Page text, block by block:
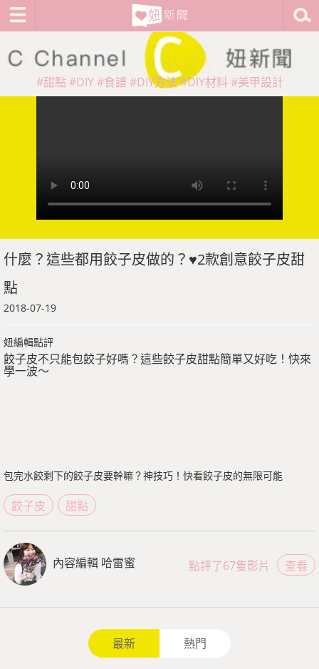
#甜點 #DIY #食譜 #DIY方法#DIY材料 #美甲設計
什麼？這些都用餃子皮做的？♥2款創意餃子皮甜
點
2018-07-19
妞編輯點評
餃子皮不只能包餃子好嗎？這些餃子皮甜點簡單又好吃！快來
學一波～
包完水餃剩下的餃子皮要幹嘛？神技巧！快看餃子皮的無限可能
餃子皮 甜點
內容編輯 哈雷蜜 查看
點評了67隻影片
最新 熱門